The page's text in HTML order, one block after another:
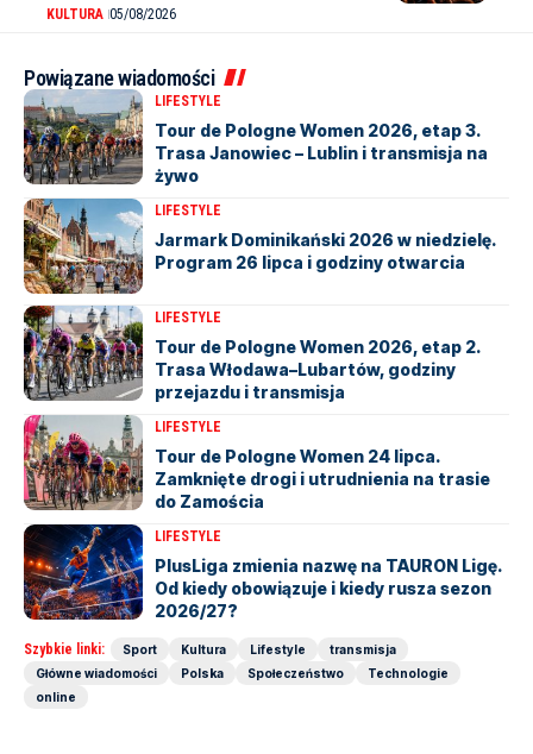
KULTURA 05/08/2026
Powiązane wiadomości
LIFESTYLE
Tour de Pologne Women 2026, etap 3.
Trasa Janowiec – Lublin i transmisja na
żywo
LIFESTYLE
Jarmark Dominikański 2026 w niedzielę.
Program 26 lipca i godziny otwarcia
LIFESTYLE
Tour de Pologne Women 2026, etap 2.
Trasa Włodawa–Lubartów, godziny
przejazdu i transmisja
LIFESTYLE
Tour de Pologne Women 24 lipca.
Zamknięte drogi i utrudnienia na trasie
do Zamościa
LIFESTYLE
PlusLiga zmienia nazwę na TAURON Ligę.
Od kiedy obowiązuje i kiedy rusza sezon
2026/27?
Szybkie linki: Sport Kultura Lifestyle
transmisja
Główne wiadomości
Polska Społeczeństwo
Technologie
online